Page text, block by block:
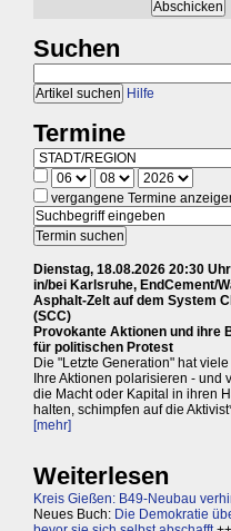
Suchen
Hilfe
Termine
vergangene Termine
Dienstag, 18.08.2026 20:30 Uhr
in/bei Karlsruhe, EndCement/
Asphalt-Zelt auf dem System
(SCC)
Provokante Aktionen und ihre
für politischen Protest
Die "Letzte Generation" hat
Ihre Aktionen polarisieren - und
die Macht oder Kapital in ihren
halten, schimpfen auf die
[mehr]
Weiterlesen
Kreis Gießen: B49-Neubau
Neues Buch: Die Demokratie